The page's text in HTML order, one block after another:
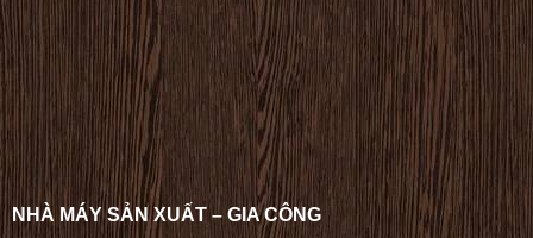
NHÀ MÁY SẢN XUẤT – GIA CÔNG